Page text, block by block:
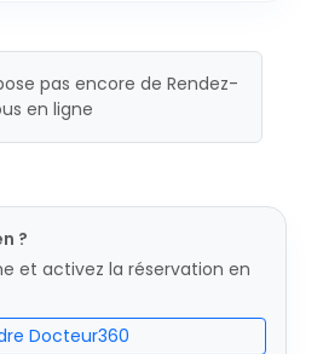
pas encore de Rendez-
en ligne
?
et activez la réservation en
Docteur360